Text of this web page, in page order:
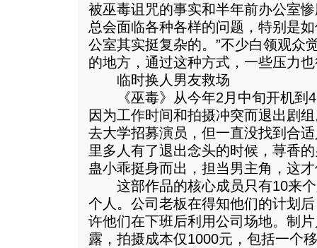
被巫毒诅咒的事实和半年前办公室
总会面临各种各样的问题，特别是
公室其实挺复杂的。”不少白领观众
的地方，通过这种方式，一些压力
临时换人男友救场
《巫毒》从今年2月中旬开机到4
因为工作时间和拍摄冲突而退出剧
去大学招募演员，但一直没找到合
里多人有了退出念头的时候，荨香
蛊小乖挺身而出，担当男主角，这
这部作品的核心成员只有10来个
个人。公司老板在得知他们的计划
许他们在下班后利用公司场地。制
露，拍摄成本仅1000元，包括一个